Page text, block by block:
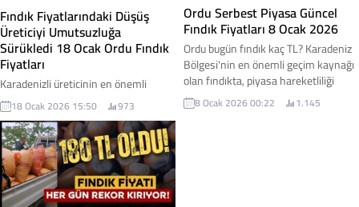
Fındık Fiyatlarındaki Düşüş
Üreticiyi Umutsuzluğa
Sürükledi 18 Ocak Ordu Fındık
Fiyatları
Karadenizli üreticinin en önemli
geçim kaynaklarından biri olan
fındıkta beklenen yükseliş yine
gerçekleşmedi. Ordu’da fındık
fiyatlarının son günlerde hızla
gerilemesi, elindeki ürünü daha
yüksek fiyattan satmayı umut eden
üreticilerde hayal kırıklığı yarattı.
18 Ocak 2026 15:50 973
Ordu Serbest Piyasa Güncel
Fındık Fiyatları 8 Ocak 2026
Ordu bugün fındık kaç TL? Karadeniz
Bölgesi'nin en önemli geçim kaynağı
olan fındıkta, piyasa hareketliliği
Ordu'da yakından takip ediliyor.
Üreticiler ürünlerini elinde tutmaya
8 Ocak 2026 00:22 1.145